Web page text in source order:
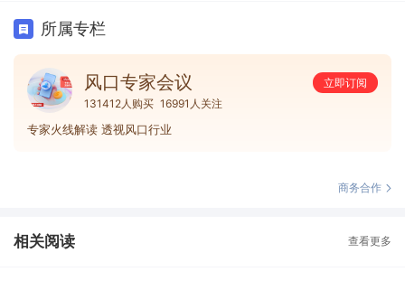
所属专栏
风口专家会议
立即订阅
131412人购买 16991人关注
专家火线解读 透视风口行业
商务合作
相关阅读 查看更多